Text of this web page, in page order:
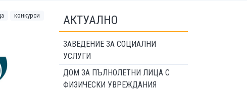
конкурси АКТУАЛНО
ЗАВЕДЕНИЕ ЗА СОЦИАЛНИ
УСЛУГИ
ДОМ ЗА ПЪЛНОЛЕТНИ ЛИЦА С
ФИЗИЧЕСКИ УВРЕЖДАНИЯ